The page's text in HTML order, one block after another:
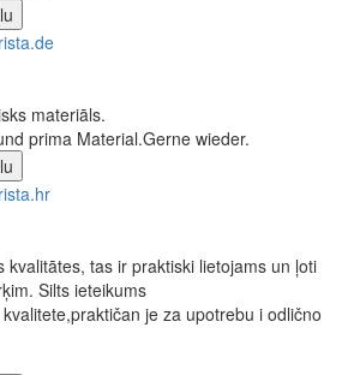
materiāls.
prima Material.Gerne wieder.
kvalitātes, tas ir praktiski lietojams un ļoti
Silts ieteikums
je za upotrebu i odlično